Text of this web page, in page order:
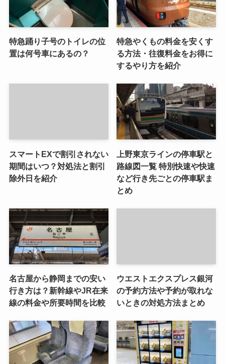
特急踊り子号のトイレの位
置は何号車にあるの？
特急やくもの料金を安くす
る方法・往復料金をお得に
するやり方を紹介
スマートEXで割引されない
期間はいつ？対処法と割引
除外日を紹介
上野東京ラインの停車駅と
路線図一覧 特別快速や快速
など行き先ごとの停車駅ま
とめ
名古屋から静岡までの安い
行き方は？新幹線やJR在来
線の料金や所要時間を比較
ウエストエクスプレス銀河
の予約方法や予約が取れな
いときの対処方法まとめ